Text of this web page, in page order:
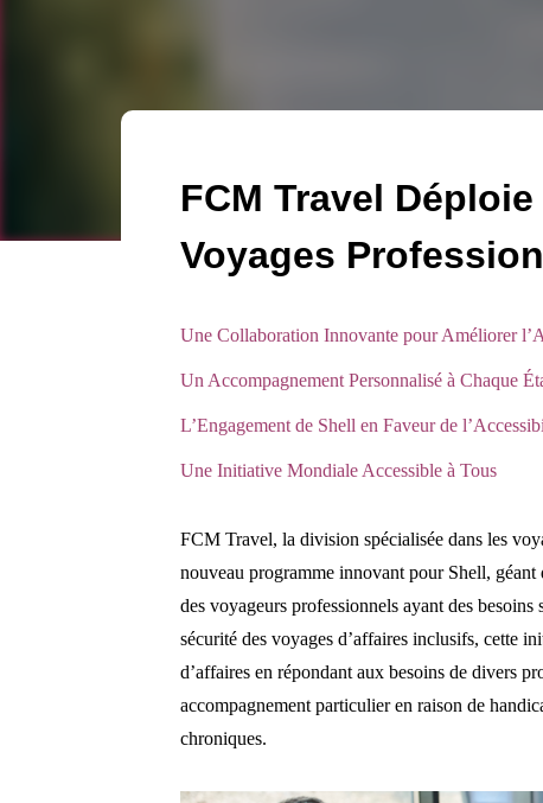
FCM Travel
Voyages
Une Collaboration Innovante pour Améliorer
Un Accompagnement Personnalisé à Chaque
L’Engagement de Shell en Faveur de
Une Initiative Mondiale Accessible à Tous
FCM Travel, la division spécialisée dans les
nouveau programme innovant pour Shell, géant
des voyageurs professionnels ayant des
sécurité des voyages d’affaires inclusifs, cette
d’affaires en répondant aux besoins de divers
accompagnement particulier en raison de
chroniques.